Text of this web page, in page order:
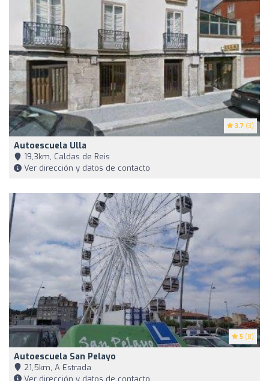
3.7 (3)
Autoescuela Ulla
19,3km, Caldas de Reis
Ver dirección y datos de contacto
5 (8)
Autoescuela San Pelayo
21,5km, A Estrada
Ver dirección y datos de contacto